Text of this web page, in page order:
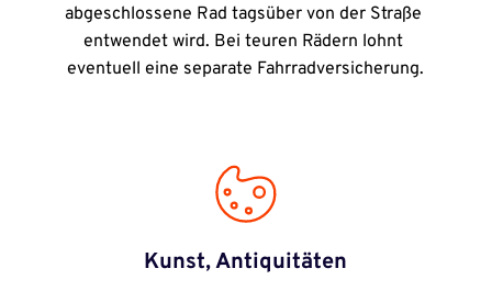
abgeschlossene Rad tagsüber von der Straße
entwendet wird. Bei teuren Rädern lohnt
eventuell eine separate Fahrradversicherung.
Kunst, Antiquitäten